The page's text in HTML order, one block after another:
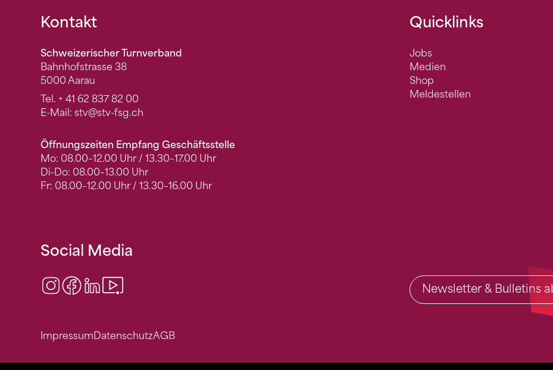
Fusszeile
Kontakt
Schweizerischer Turnverband
Bahnhofstrasse 38
5000 Aarau
Tel. + 41 62 837 82 00
E-Mail: stv@stv-fsg.ch
Öffnungszeiten Empfang Geschäftsstelle
Mo: 08.00–12.00 Uhr / 13.30–17.00 Uhr
Di-Do: 08.00–13.00 Uhr
Fr: 08.00–12.00 Uhr / 13.30–16.00 Uhr
Quicklinks
Jobs
Medien
Shop
Meldestellen
Social Media
Instagram
Facebook
LinkedIn Newsletter & Bulletins
ImpressumDatenschutzAGB